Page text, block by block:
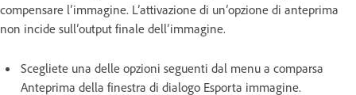
compensare l’immagine. L’attivazione di un’opzione di anteprima
non incide sull’output finale dell’immagine.
Scegliete una delle opzioni seguenti dal menu a comparsa
Anteprima della finestra di dialogo Esporta immagine.